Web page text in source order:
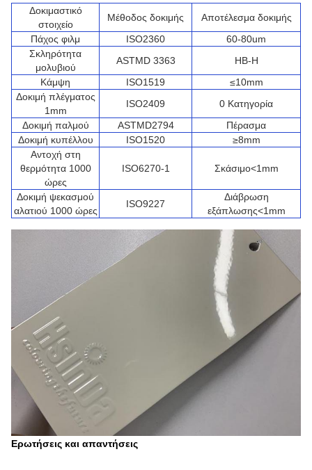
Δοκιμαστικό
στοιχείο
Μέθοδος δοκιμής
Αποτέλεσμα δοκιμής
Πάχος φιλμ
ISO2360
60-80um
Σκληρότητα
μολυβιού
ASTMD 3363
HB-H
Κάμψη
ISO1519
≤10mm
Δοκιμή πλέγματος
1mm
ISO2409
0 Κατηγορία
Δοκιμή παλμού
ASTMD2794
Πέρασμα
Δοκιμή κυπέλλου
ISO1520
≥8mm
Αντοχή στη
θερμότητα 1000
ώρες
ISO6270-1 Σκάσιμο<1mm
Δοκιμή ψεκασμού
αλατιού 1000 ώρες
ISO9227
Διάβρωση
εξάπλωσης<1mm
Ερωτήσεις και απαντήσεις